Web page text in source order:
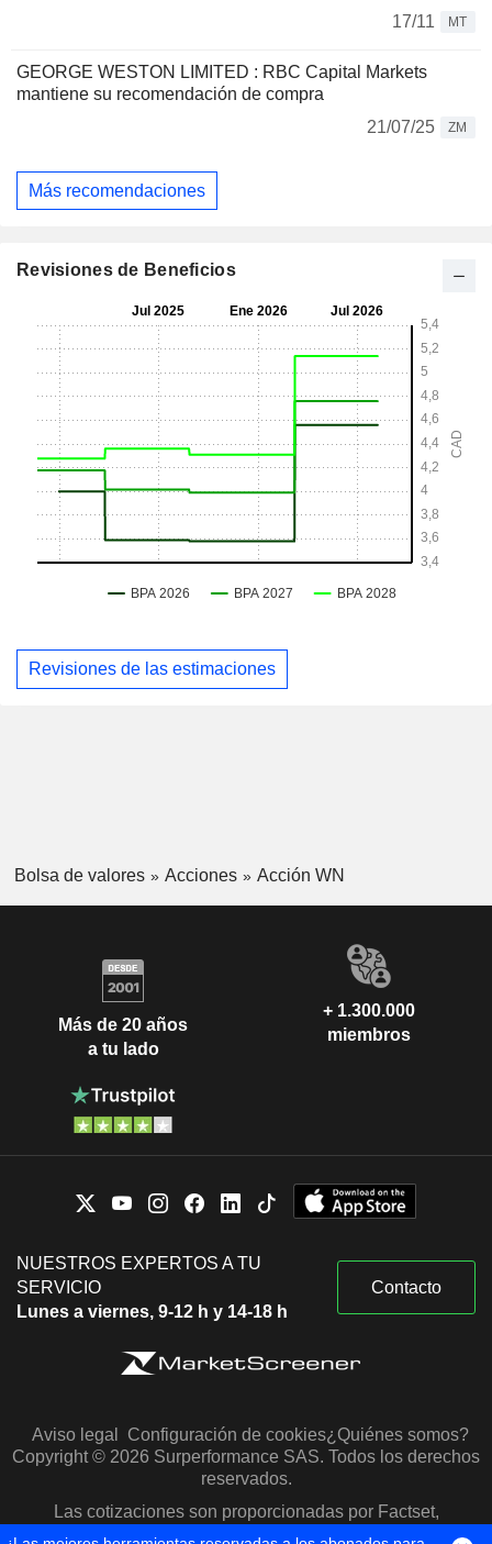
17/11
MT
GEORGE WESTON LIMITED : RBC Capital Markets
mantiene su recomendación de compra
21/07/25
ZM
Más recomendaciones
Revisiones de Beneficios
Revisiones de las estimaciones
Bolsa de valores Acciones Acción WN
Más de 20 años
a tu lado
+ 1.300.000
miembros
NUESTROS EXPERTOS A TU
SERVICIO
Lunes a viernes, 9-12 h y 14-18 h
Contacto
Aviso legal Configuración de cookies¿Quiénes somos?
Copyright © 2026 Surperformance SAS. Todos los derechos
reservados.
Las cotizaciones son proporcionadas por Factset,
Morningstar y S&P Capital IQ